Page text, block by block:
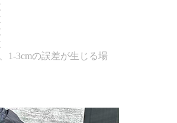
1-3cmの誤差が生じる場